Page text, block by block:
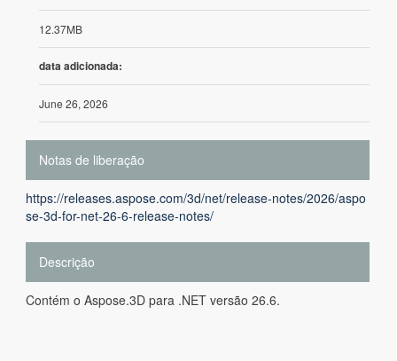
12.37MB
data adicionada:
June 26, 2026
Notas de liberação
https://releases.aspose.com/3d/net/release-notes/2026/aspo
se-3d-for-net-26-6-release-notes/
Descrição
Contém o Aspose.3D para .NET versão 26.6.